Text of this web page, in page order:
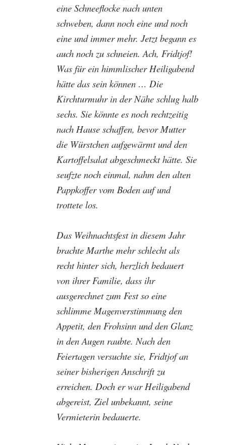
eine Schneeflocke nach unten
schweben, dann noch eine und noch
eine und immer mehr. Jetzt begann es
auch noch zu schneien. Ach, Fridtjof!
Was für ein himmlischer Heiligabend
hätte das sein können … Die
Kirchturmuhr in der Nähe schlug halb
sechs. Sie könnte es noch rechtzeitig
nach Hause schaffen, bevor Mutter
die Würstchen aufgewärmt und den
Kartoffelsalat abgeschmeckt hätte. Sie
seufzte noch einmal, nahm den alten
Pappkoffer vom Boden auf und
trottete los.
Das Weihnachtsfest in diesem Jahr
brachte Marthe mehr schlecht als
recht hinter sich, herzlich bedauert
von ihrer Familie, dass ihr
ausgerechnet zum Fest so eine
schlimme Magenverstimmung den
Appetit, den Frohsinn und den Glanz
in den Augen raubte. Nach den
Feiertagen versuchte sie, Fridtjof an
seiner bisherigen Anschrift zu
erreichen. Doch er war Heiligabend
abgereist, Ziel unbekannt, seine
Vermieterin bedauerte.